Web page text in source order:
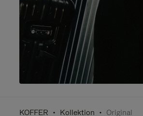
KOFFER Kollektion Original